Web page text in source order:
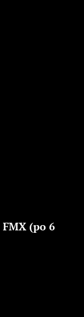
FMX (po 6